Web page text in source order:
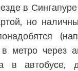
в
но
в метро через
в автобусе,